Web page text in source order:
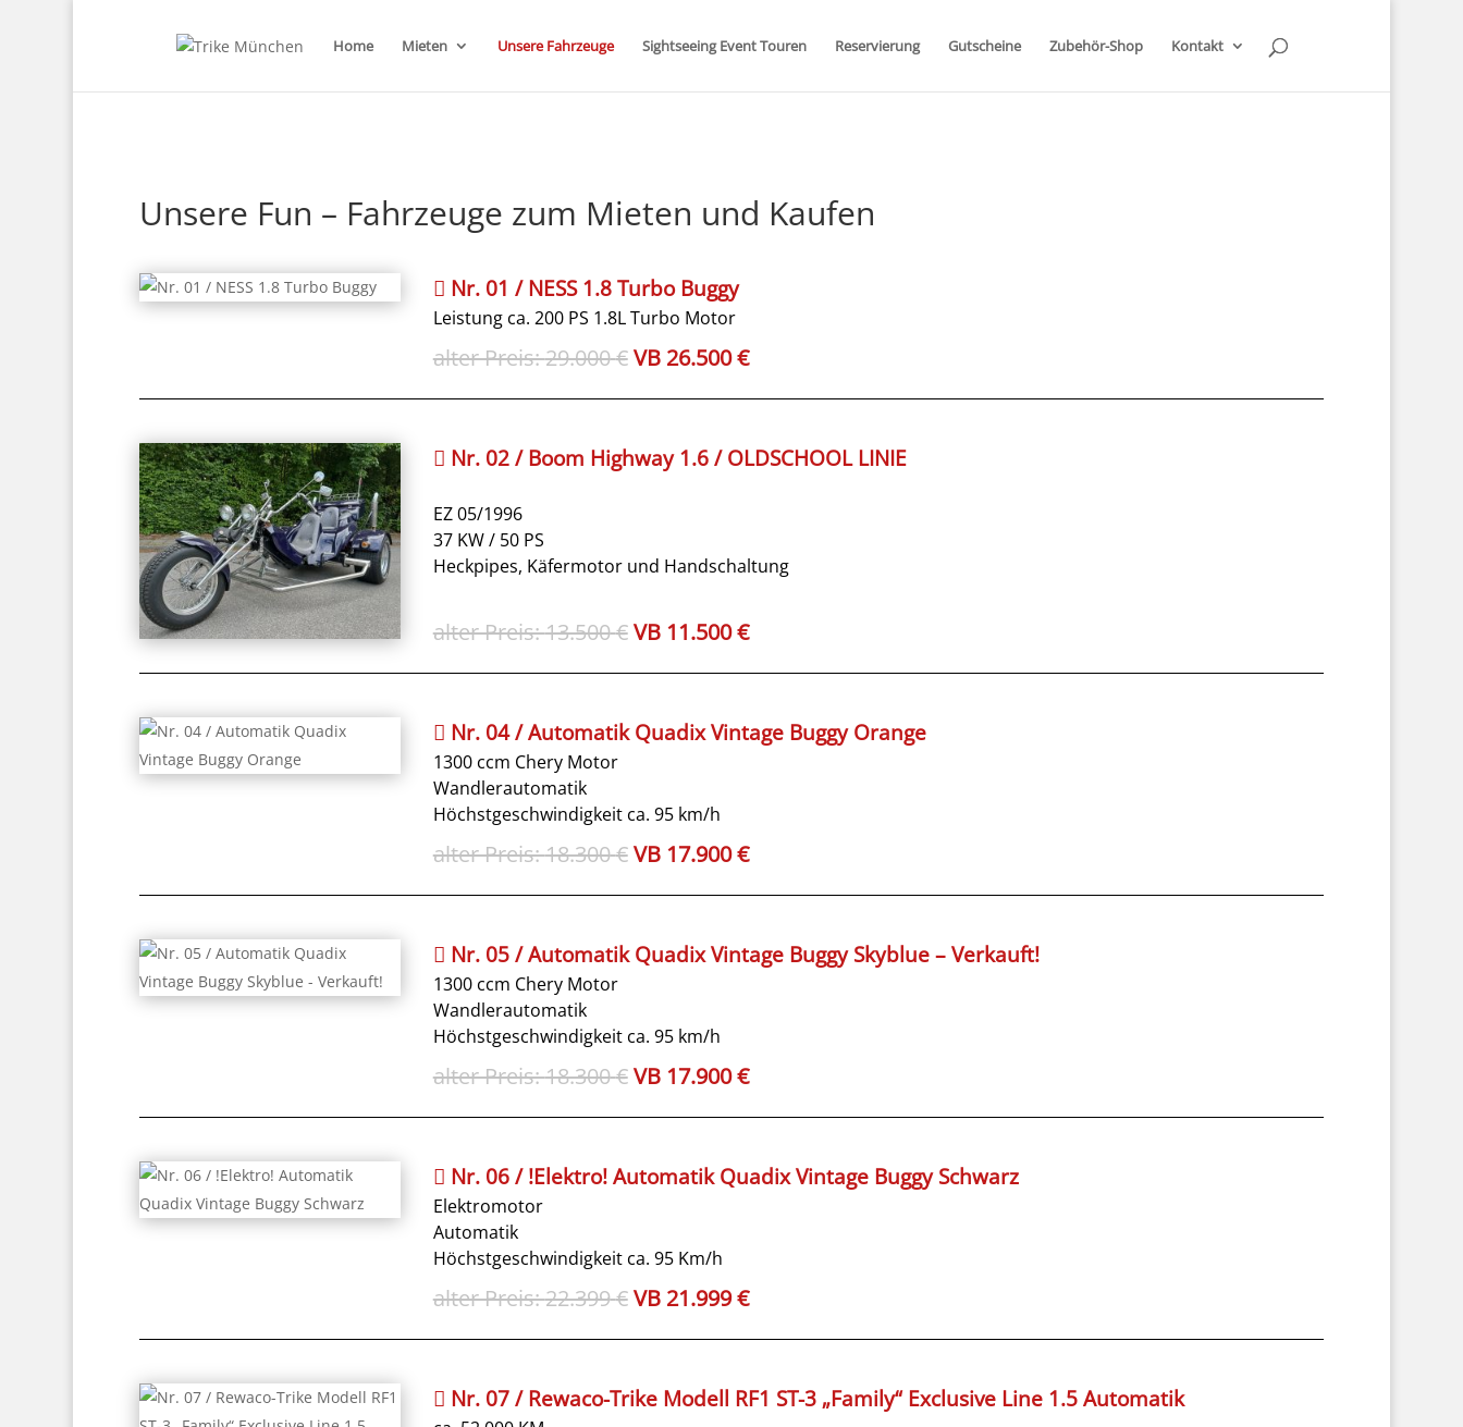
Home Mieten Unsere Fahrzeuge Sightseeing Event Touren Reservierung Gutscheine Zubehör-Shop Kontakt
Unsere Fun – Fahrzeuge zum Mieten und Kaufen
Nr. 01 / NESS 1.8 Turbo Buggy
Leistung ca. 200 PS 1.8L Turbo Motor
29.000€Ursprünglicher
Preis
29.000€
26.500€Aktueller
Preis
26.500€.
Nr. 02 / Boom Highway 1.6 / OLDSCHOOL LINIE
EZ 05/1996
37 KW / 50 PS
Heckpipes, Käfermotor und Handschaltung
13.500€Ursprünglicher
Preis
13.500€
11.500€Aktueller
Preis
11.500€.
Nr. 04 / Automatik Quadix Vintage Buggy Orange
1300 ccm Chery Motor
Wandlerautomatik
Höchstgeschwindigkeit ca. 95 km/h
18.300€Ursprünglicher
Preis
18.300€
17.900€Aktueller
Preis
17.900€.
Nr. 05 / Automatik Quadix Vintage Buggy Skyblue – Verkauft!
1300 ccm Chery Motor
Wandlerautomatik
Höchstgeschwindigkeit ca. 95 km/h
18.300€Ursprünglicher
Preis
18.300€
17.900€Aktueller
Preis
17.900€.
Nr. 06 / !Elektro! Automatik Quadix Vintage Buggy Schwarz
Elektromotor
Automatik
Höchstgeschwindigkeit ca. 95 Km/h
22.399€Ursprünglicher
Preis
22.399€
21.999€Aktueller
Preis
21.999€.
Nr. 07 / Rewaco-Trike Modell RF1 ST-3 „Family“ Exclusive Line 1.5 Automatik